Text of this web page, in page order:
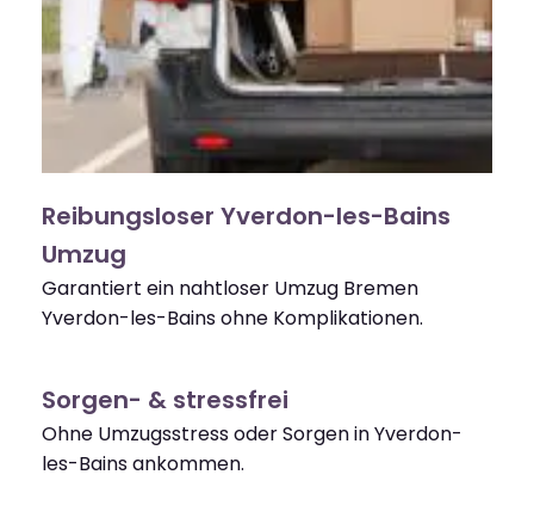
Reibungsloser Yverdon-les-Bains
Umzug
Garantiert ein nahtloser Umzug Bremen
Yverdon-les-Bains ohne Komplikationen.
Sorgen- & stressfrei
Ohne Umzugsstress oder Sorgen in Yverdon-
les-Bains ankommen.